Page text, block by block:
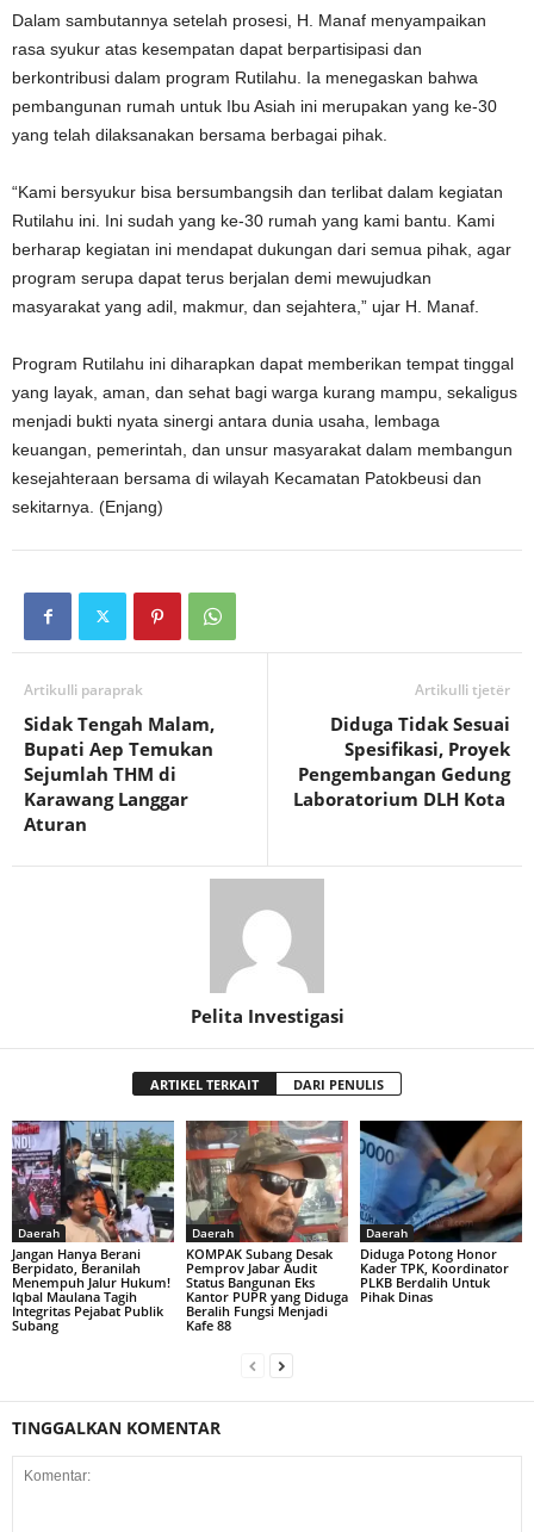
Dalam sambutannya setelah prosesi, H. Manaf menyampaikan
rasa syukur atas kesempatan dapat berpartisipasi dan
berkontribusi dalam program Rutilahu. Ia menegaskan bahwa
pembangunan rumah untuk Ibu Asiah ini merupakan yang ke-30
yang telah dilaksanakan bersama berbagai pihak.
“Kami bersyukur bisa bersumbangsih dan terlibat dalam kegiatan
Rutilahu ini. Ini sudah yang ke-30 rumah yang kami bantu. Kami
berharap kegiatan ini mendapat dukungan dari semua pihak, agar
program serupa dapat terus berjalan demi mewujudkan
masyarakat yang adil, makmur, dan sejahtera,” ujar H. Manaf.
Program Rutilahu ini diharapkan dapat memberikan tempat tinggal
yang layak, aman, dan sehat bagi warga kurang mampu, sekaligus
menjadi bukti nyata sinergi antara dunia usaha, lembaga
keuangan, pemerintah, dan unsur masyarakat dalam membangun
kesejahteraan bersama di wilayah Kecamatan Patokbeusi dan
sekitarnya. (Enjang)
Artikulli paraprak
Sidak Tengah Malam,
Bupati Aep Temukan
Sejumlah THM di
Karawang Langgar
Aturan
Artikulli tjetër
Diduga Tidak Sesuai
Spesifikasi, Proyek
Pengembangan Gedung
Laboratorium DLH Kota
Pelita Investigasi
ARTIKEL TERKAIT DARI PENULIS
Daerah
Jangan Hanya Berani
Berpidato, Beranilah
Menempuh Jalur Hukum!
Iqbal Maulana Tagih
Integritas Pejabat Publik
Subang
Daerah
KOMPAK Subang Desak
Pemprov Jabar Audit
Status Bangunan Eks
Kantor PUPR yang Diduga
Beralih Fungsi Menjadi
Kafe 88
Daerah
Diduga Potong Honor
Kader TPK, Koordinator
PLKB Berdalih Untuk
Pihak Dinas
TINGGALKAN KOMENTAR